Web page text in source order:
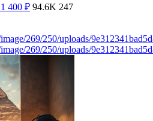
400 ₽ 94.6K 247
269/250/uploads/
269/250/uploads/